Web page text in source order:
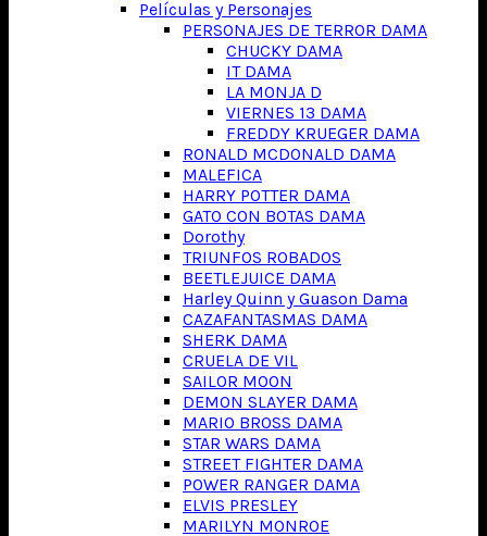
Películas y Personajes
PERSONAJES DE TERROR DAMA
CHUCKY DAMA
IT DAMA
LA MONJA D
VIERNES 13 DAMA
FREDDY KRUEGER DAMA
RONALD MCDONALD DAMA
MALEFICA
HARRY POTTER DAMA
GATO CON BOTAS DAMA
Dorothy
TRIUNFOS ROBADOS
BEETLEJUICE DAMA
Harley Quinn y Guason Dama
CAZAFANTASMAS DAMA
SHERK DAMA
CRUELA DE VIL
SAILOR MOON
DEMON SLAYER DAMA
MARIO BROSS DAMA
STAR WARS DAMA
STREET FIGHTER DAMA
POWER RANGER DAMA
ELVIS PRESLEY
MARILYN MONROE